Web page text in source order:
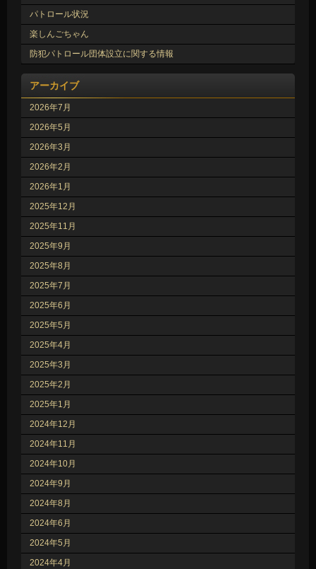
パトロール状況
楽しんごちゃん
防犯パトロール団体設立に関する情報
アーカイブ
2026年7月
2026年5月
2026年3月
2026年2月
2026年1月
2025年12月
2025年11月
2025年9月
2025年8月
2025年7月
2025年6月
2025年5月
2025年4月
2025年3月
2025年2月
2025年1月
2024年12月
2024年11月
2024年10月
2024年9月
2024年8月
2024年6月
2024年5月
2024年4月